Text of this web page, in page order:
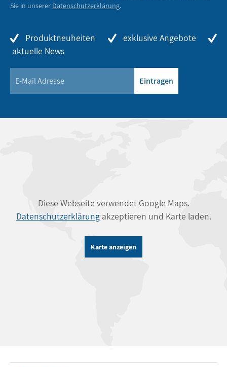
Sie in unserer Datenschutzerklärung.
Produktneuheiten
exklusive Angebote
aktuelle News
Eintragen
Diese Webseite verwendet Google Maps.
Datenschutzerklärungakzeptieren und Karte laden.
Karte anzeigen